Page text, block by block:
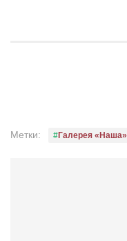
Метки: Галерея «Наша»